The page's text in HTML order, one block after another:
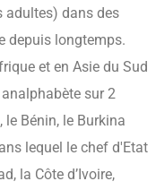
adultes) dans des
depuis longtemps.
et en Asie du Sud
analphabète sur 2
Bénin, le Burkina
lequel le chef d'Etat
la Côte d’Ivoire,